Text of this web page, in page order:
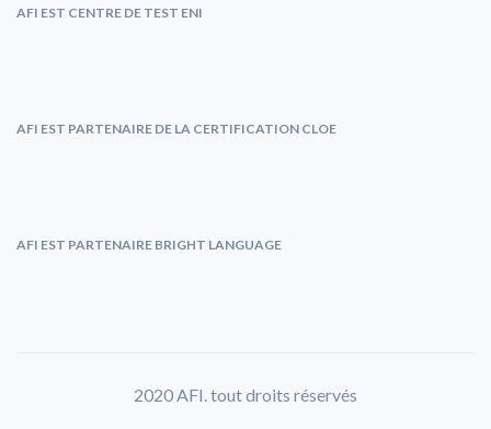
AFI EST CENTRE DE TEST ENI
AFI EST PARTENAIRE DE LA CERTIFICATION CLOE
AFI EST PARTENAIRE BRIGHT LANGUAGE
2020 AFI. tout droits réservés